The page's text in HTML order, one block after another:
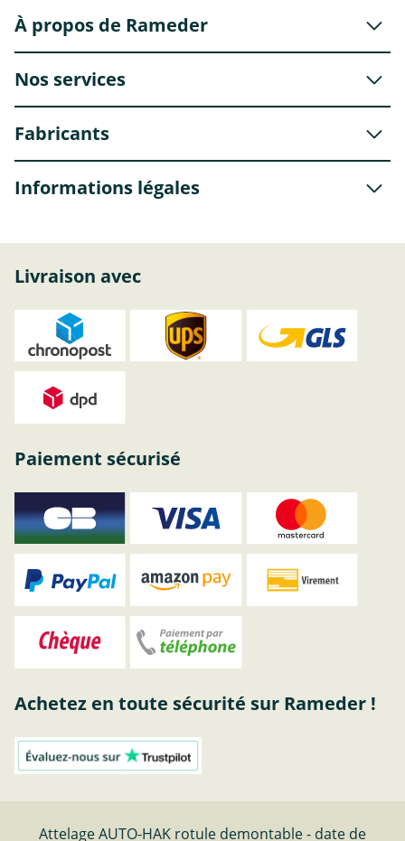
À propos de Rameder
Nos services
Fabricants
Informations légales
Livraison avec
Paiement sécurisé
Achetez en toute sécurité sur Rameder !
Attelage AUTO-HAK rotule demontable - date de